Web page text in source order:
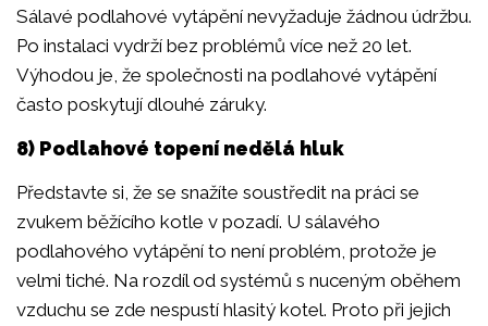
Sálavé podlahové vytápění nevyžaduje žádnou údržbu.
Po instalaci vydrží bez problémů více než 20 let.
Výhodou je, že společnosti na podlahové vytápění
často poskytují dlouhé záruky.
8) Podlahové topení nedělá hluk
Představte si, že se snažíte soustředit na práci se
zvukem běžícího kotle v pozadí. U sálavého
podlahového vytápění to není problém, protože je
velmi tiché. Na rozdíl od systémů s nuceným oběhem
vzduchu se zde nespustí hlasitý kotel. Proto při jejich